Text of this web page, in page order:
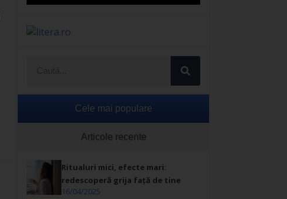
Cele mai populare
Articole recente
Ritualuri mici, efecte mari:
redescoperă grija față de tine
16/04/2025